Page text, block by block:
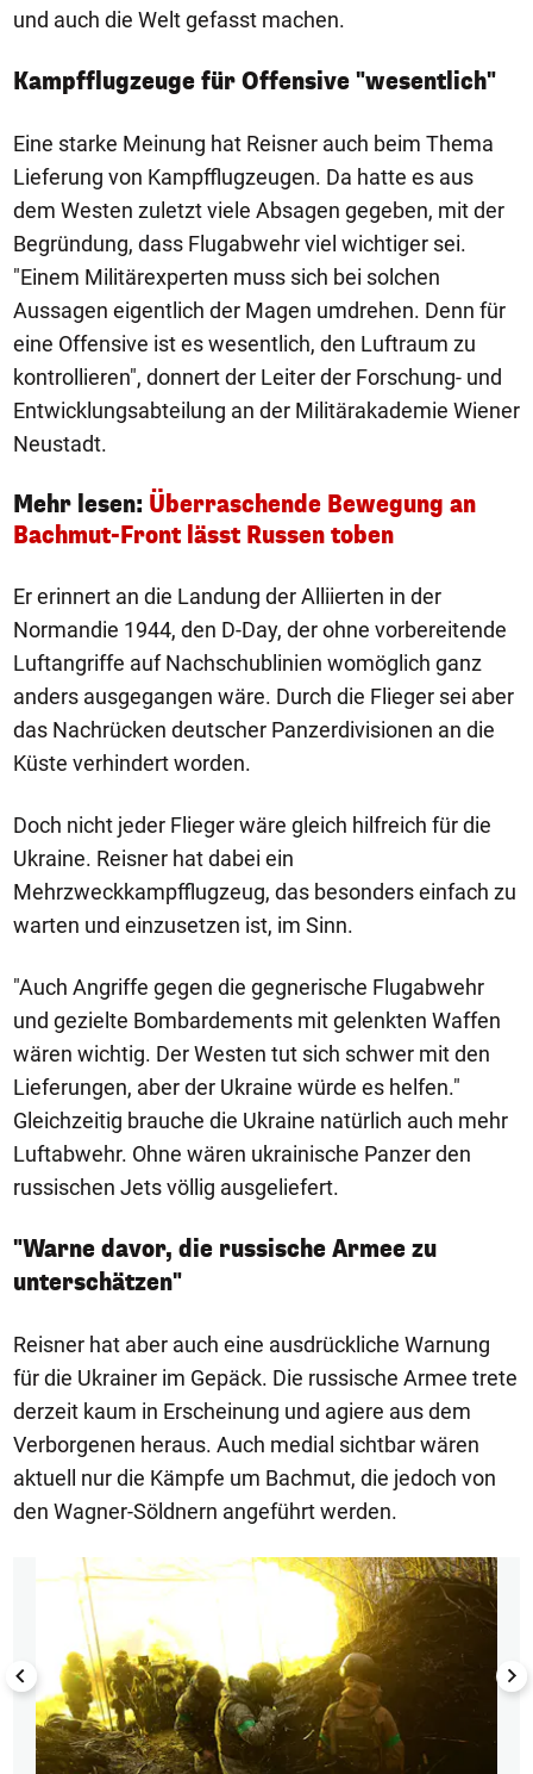
und auch die Welt gefasst machen.
Kampfflugzeuge für Offensive "wesentlich"
Eine starke Meinung hat Reisner auch beim Thema
Lieferung von Kampfflugzeugen. Da hatte es aus
dem Westen zuletzt viele Absagen gegeben, mit der
Begründung, dass Flugabwehr viel wichtiger sei.
"Einem Militärexperten muss sich bei solchen
Aussagen eigentlich der Magen umdrehen. Denn für
eine Offensive ist es wesentlich, den Luftraum zu
kontrollieren", donnert der Leiter der Forschung- und
Entwicklungsabteilung an der Militärakademie Wiener
Neustadt.
Mehr lesen: Überraschende Bewegung an
Bachmut-Front lässt Russen toben
Er erinnert an die Landung der Alliierten in der
Normandie 1944, den D-Day, der ohne vorbereitende
Luftangriffe auf Nachschublinien womöglich ganz
anders ausgegangen wäre. Durch die Flieger sei aber
das Nachrücken deutscher Panzerdivisionen an die
Küste verhindert worden.
Doch nicht jeder Flieger wäre gleich hilfreich für die
Ukraine. Reisner hat dabei ein
Mehrzweckkampfflugzeug, das besonders einfach zu
warten und einzusetzen ist, im Sinn.
"Auch Angriffe gegen die gegnerische Flugabwehr
und gezielte Bombardements mit gelenkten Waffen
wären wichtig. Der Westen tut sich schwer mit den
Lieferungen, aber der Ukraine würde es helfen."
Gleichzeitig brauche die Ukraine natürlich auch mehr
Luftabwehr. Ohne wären ukrainische Panzer den
russischen Jets völlig ausgeliefert.
"Warne davor, die russische Armee zu
unterschätzen"
Reisner hat aber auch eine ausdrückliche Warnung
für die Ukrainer im Gepäck. Die russische Armee trete
derzeit kaum in Erscheinung und agiere aus dem
Verborgenen heraus. Auch medial sichtbar wären
aktuell nur die Kämpfe um Bachmut, die jedoch von
den Wagner-Söldnern angeführt werden.
1/15